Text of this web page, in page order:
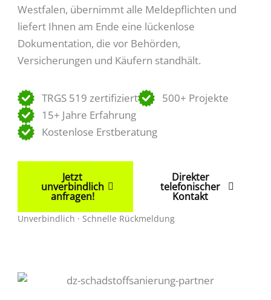
Westfalen, übernimmt alle Meldepflichten und
liefert Ihnen am Ende eine lückenlose
Dokumentation, die vor Behörden,
Versicherungen und Käufern standhält.
TRGS 519 zertifiziert
500+ Projekte
15+ Jahre Erfahrung
Kostenlose Erstberatung
Jetzt
unverbindlich
anfragen!
Direkter
telefonischer
Kontakt
Unverbindlich · Schnelle Rückmeldung